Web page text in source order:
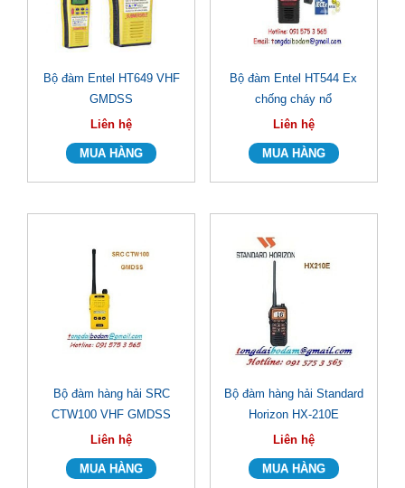
Bộ đàm Entel HT649 VHF
GMDSS
Liên hệ
Bộ đàm Entel HT544 Ex
chống cháy nổ
Liên hệ
Bộ đàm hàng hải SRC
CTW100 VHF GMDSS
Liên hệ
Bộ đàm hàng hải Standard
Horizon HX-210E
Liên hệ